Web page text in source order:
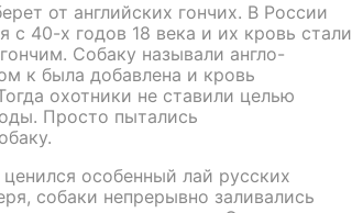
от английских гончих. В России
с 40-х годов 18 века и их кровь стали
Собаку называли англо-
к была добавлена и кровь
охотники не ставили целью
Просто пытались
особенный лай русских
собаки непрерывно заливались